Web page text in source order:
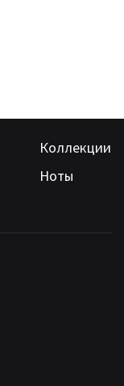
Коллекции
Ноты